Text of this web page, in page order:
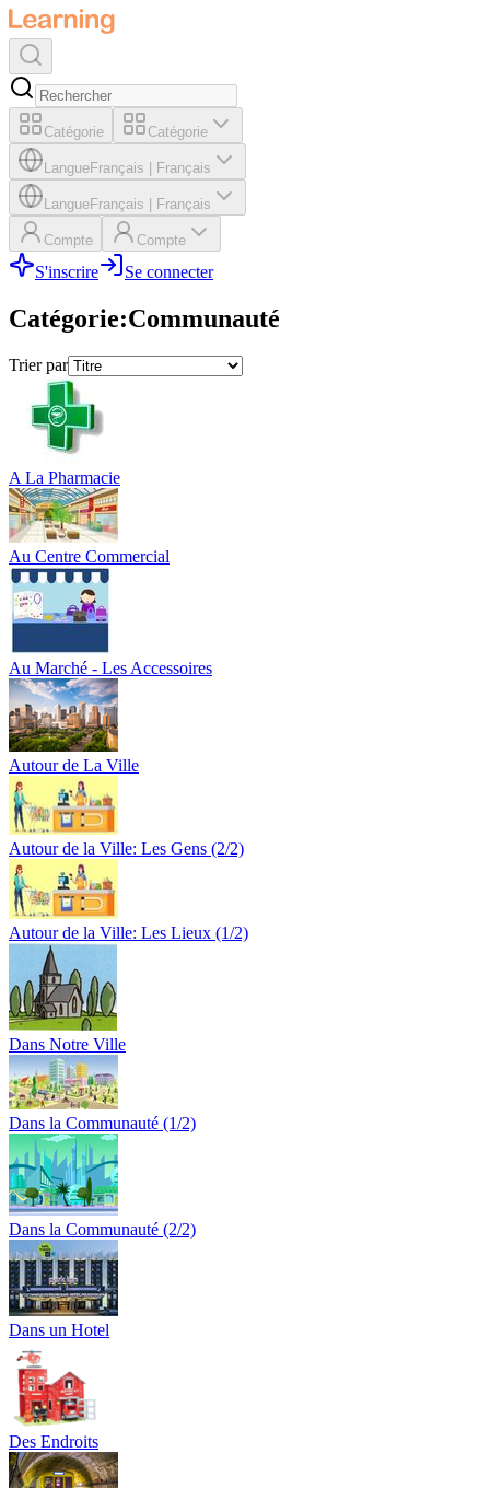
Catégorie Catégorie
LangueFrançais Français
LangueFrançais Français
Compte Compte
S'inscrire Se connecter
Catégorie:Communauté
Trier par
A La Pharmacie
Au Centre Commercial
Au Marché - Les Accessoires
Autour de La Ville
Autour de la Ville: Les Gens (2/2)
Autour de la Ville: Les Lieux (1/2)
Dans Notre Ville
Dans la Communauté (1/2)
Dans la Communauté (2/2)
Dans un Hotel
Des Endroits